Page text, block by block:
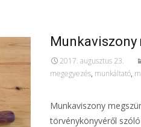
2017. augusztus 23.
megegyezés, munkáltató,
Munkaviszony
törvénykönyvéről